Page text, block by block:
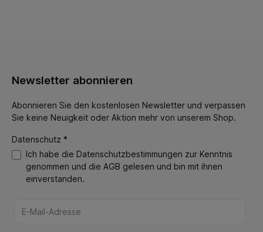
Newsletter abonnieren
Abonnieren Sie den kostenlosen Newsletter und verpassen
Sie keine Neuigkeit oder Aktion mehr von unserem Shop.
Datenschutz *
Ich habe die Datenschutzbestimmungen zur Kenntnis
genommen und die AGB gelesen und bin mit ihnen
einverstanden.